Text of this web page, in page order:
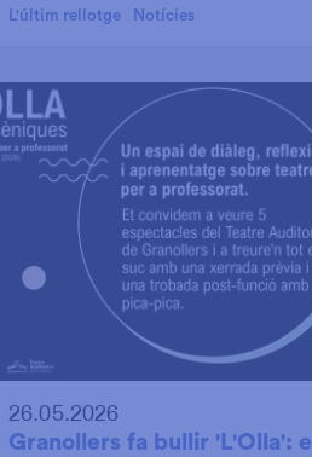
L'últim rellotge Notícies
26.05.2026
Granollers fa bullir 'L'Olla': el